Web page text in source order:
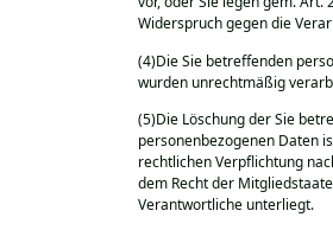
Widerspruch gegen die
(4)Die Sie betreffenden
wurden unrechtmäßig
(5)Die Löschung der Sie
personenbezogenen Daten
rechtlichen Verpflichtung
dem Recht der
Verantwortliche unterliegt.